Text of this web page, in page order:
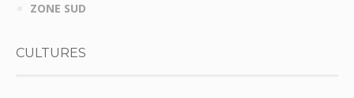
ZONE SUD
CULTURES